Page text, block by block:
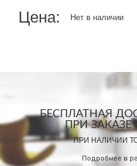
Цена: Нет в наличии
БЕСПЛАТНАЯ
ПРИ ЗАКАЗЕ
ПРИ НАЛИЧИИ
Подробнее в